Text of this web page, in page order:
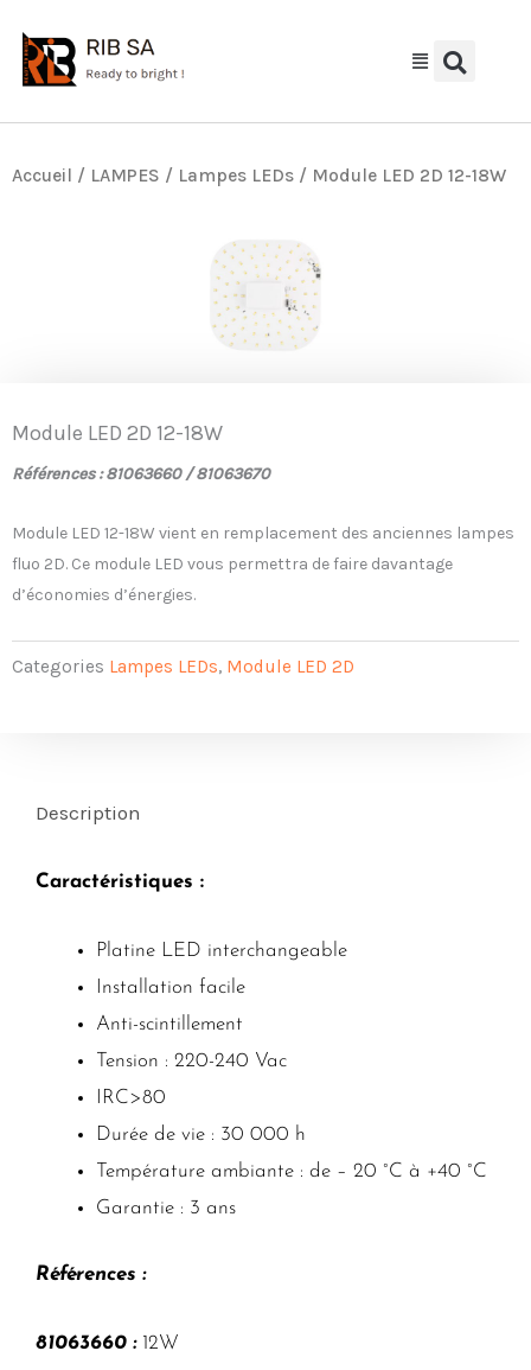
contenu
Accueil / LAMPES / Lampes LEDs / Module LED 2D 12-18W
Module LED 2D 12-18W
Références : 81063660 / 81063670
Module LED 12-18W vient en remplacement des anciennes lampes
fluo 2D. Ce module LED vous permettra de faire davantage
d’économies d’énergies.
Categories Lampes LEDs, Module LED 2D
Description
Caractéristiques :
Platine LED interchangeable
Installation facile
Anti-scintillement
Tension : 220-240 Vac
IRC>80
Durée de vie : 30 000 h
Température ambiante : de – 20 °C à +40 °C
Garantie : 3 ans
Références :
81063660 : 12W